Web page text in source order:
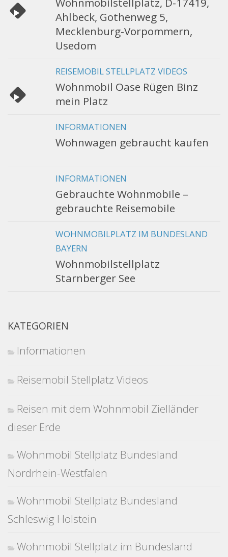
Ahlbeck, Gothenweg 5,
Mecklenburg-Vorpommern,
Usedom
REISEMOBIL STELLPLATZ VIDEOS
Wohnmobil Oase Rügen Binz
mein Platz
INFORMATIONEN
Wohnwagen gebraucht kaufen
INFORMATIONEN
Gebrauchte Wohnmobile –
gebrauchte Reisemobile
WOHNMOBILPLATZ IM BUNDESLAND
BAYERN
Wohnmobilstellplatz
Starnberger See
KATEGORIEN
Informationen
Reisemobil Stellplatz Videos
Reisen mit dem Wohnmobil Zielländer
dieser Erde
Wohnmobil Stellplatz Bundesland
Nordrhein-Westfalen
Wohnmobil Stellplatz Bundesland
Schleswig Holstein
Wohnmobil Stellplatz im Bundesland